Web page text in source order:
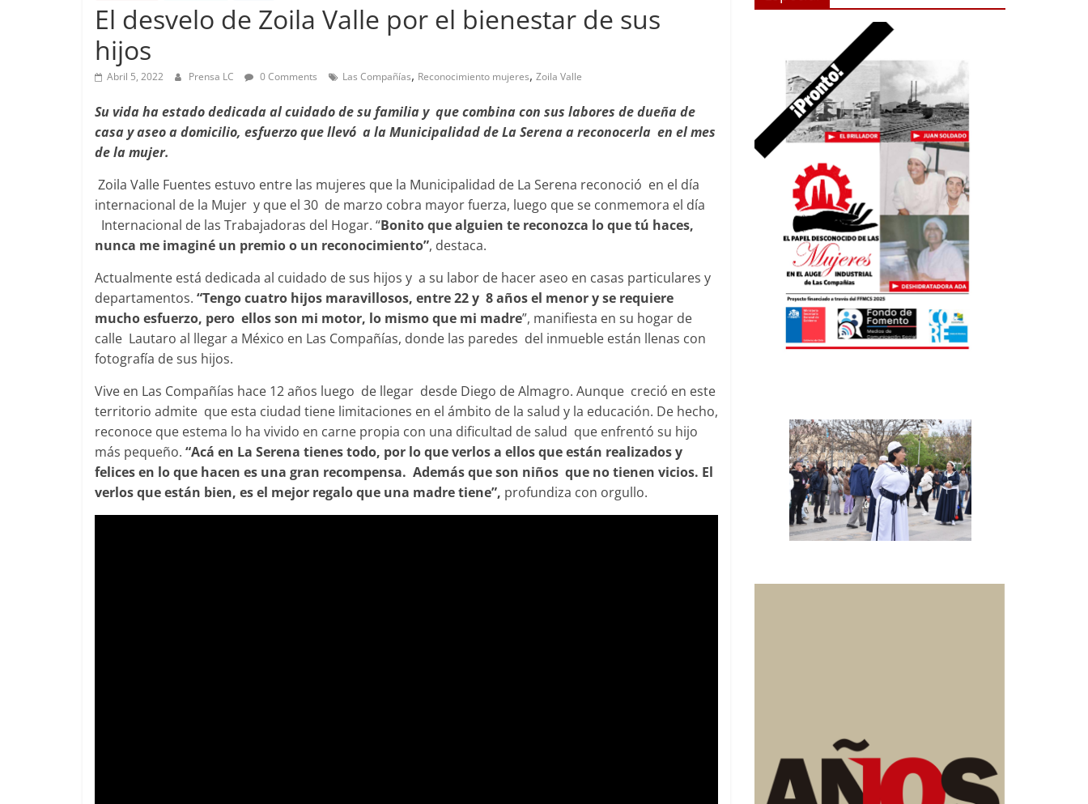
El desvelo de Zoila Valle por el bienestar de sus
hijos
Abril 5, 2022 Prensa LC 0 Comments Las Compañías, Reconocimiento mujeres, Zoila Valle
Su vida ha estado dedicada al cuidado de su familia y que combina con sus labores de dueña de
casa y aseo a domicilio, esfuerzo que llevó a la Municipalidad de La Serena a reconocerla en el mes
de la mujer.
Zoila Valle Fuentes estuvo entre las mujeres que la Municipalidad de La Serena reconoció en el día
internacional de la Mujer y que el 30 de marzo cobra mayor fuerza, luego que se conmemora el día
Internacional de las Trabajadoras del Hogar. “Bonito que alguien te reconozca lo que tú haces,
nunca me imaginé un premio o un reconocimiento”, destaca.
Actualmente está dedicada al cuidado de sus hijos y a su labor de hacer aseo en casas particulares y
departamentos. “Tengo cuatro hijos maravillosos, entre 22 y 8 años el menor y se requiere
mucho esfuerzo, pero ellos son mi motor, lo mismo que mi madre”, manifiesta en su hogar de
calle Lautaro al llegar a México en Las Compañías, donde las paredes del inmueble están llenas con
fotografía de sus hijos.
Vive en Las Compañías hace 12 años luego de llegar desde Diego de Almagro. Aunque creció en este
territorio admite que esta ciudad tiene limitaciones en el ámbito de la salud y la educación. De hecho,
reconoce que estema lo ha vivido en carne propia con una dificultad de salud que enfrentó su hijo
más pequeño. “Acá en La Serena tienes todo, por lo que verlos a ellos que están realizados y
felices en lo que hacen es una gran recompensa. Además que son niños que no tienen vicios. El
verlos que están bien, es el mejor regalo que una madre tiene”, profundiza con orgullo.
Foco Vecinal
Abril 26, 2019 Prensa LC 0